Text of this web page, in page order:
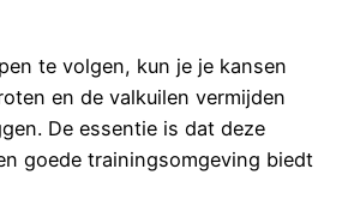
te volgen, kun je je kansen
en de valkuilen vermijden
De essentie is dat deze
goede trainingsomgeving biedt